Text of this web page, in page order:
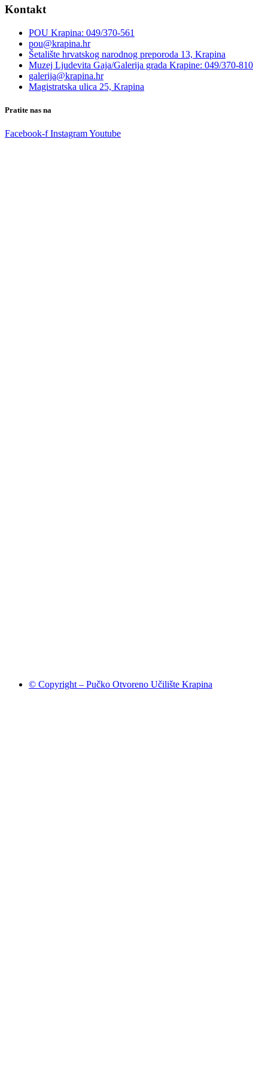
Kontakt
POU Krapina: 049/370-561
pou@krapina.hr
Šetalište hrvatskog narodnog preporoda 13, Krapina
Muzej Ljudevita Gaja/Galerija grada Krapine: 049/370-810
galerija@krapina.hr
Magistratska ulica 25, Krapina
Pratite nas na
Facebook-f InstagramYoutube
© Copyright – Pučko Otvoreno Učilište Krapina